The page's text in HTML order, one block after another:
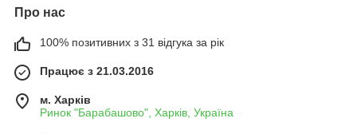
Про нас
100% позитивних з 31 відгука за рік
Працює з 21.03.2016
м. Харків
Ринок "Барабашово", Харків, Україна